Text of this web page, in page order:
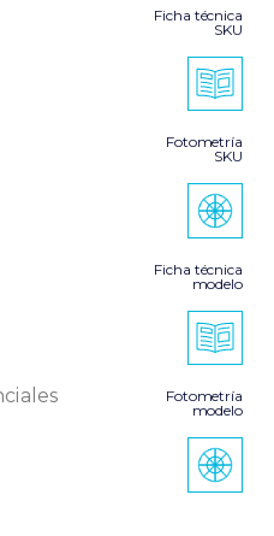
Ficha técnica
SKU
Fotometría
SKU
Ficha técnica
modelo
Fotometría
modelo